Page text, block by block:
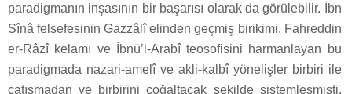
paradigmanın inşasının bir başarısı olarak da görülebilir. İbn
Sînâ felsefesinin Gazzâlî elinden geçmiş birikimi, Fahreddin
er-Râzî kelamı ve İbnü’l-Arabî teosofisini harmanlayan bu
paradigmada nazari-amelî ve akli-kalbî yönelişler birbiri ile
çatışmadan ve birbirini çoğaltacak şekilde sistemleşmişti.